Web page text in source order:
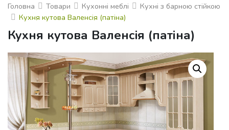
Головна
Товари Кухонні меблі
Кухні з барною стійкою
Кухня кутова Валенсiя (патіна)
Кухня кутова Валенсiя (патіна)